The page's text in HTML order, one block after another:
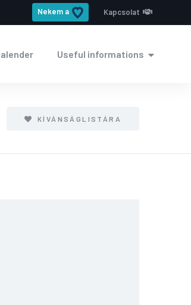
Nekem a Kapcsolat
Useful informations
KÍVÁNSÁGLISTÁRA